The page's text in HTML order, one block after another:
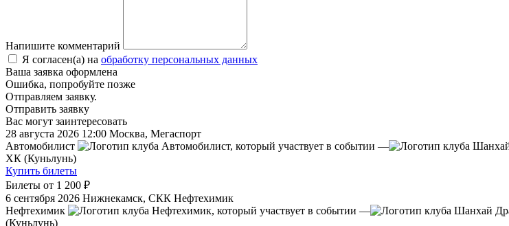
Напишите комментарий
Я согласен(а) на обработку персональных данных
Ваша заявка оформлена
Ошибка, попробуйте позже
Отправляем заявку.
Отправить заявку
Вас могут заинтересовать
28 августа 2026 12:00 Москва, Мегаспорт
Автомобилист
—
ХК (Куньлунь)
Купить билеты
Билеты от 1 200 ₽
6 сентября 2026 Нижнекамск, СКК Нефтехимик
Нефтехимик
—
(Куньлунь)